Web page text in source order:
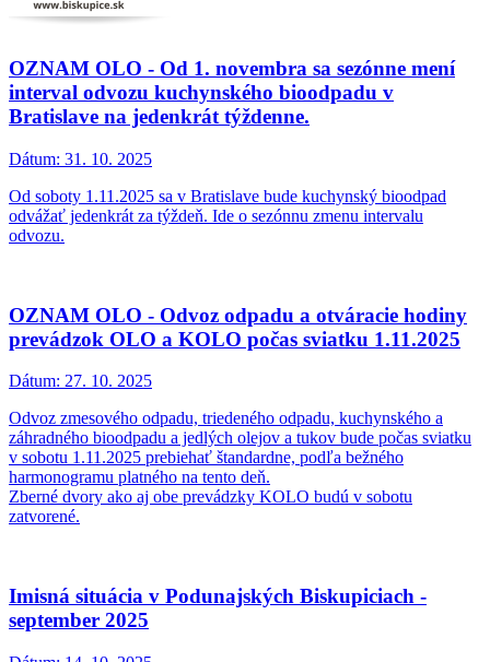
OZNAM OLO - Od 1. novembra sa sezónne mení
interval odvozu kuchynského bioodpadu v
Bratislave na jedenkrát týždenne.
Dátum: 31. 10. 2025
Od soboty 1.11.2025 sa v Bratislave bude kuchynský bioodpad
odvážať jedenkrát za týždeň. Ide o sezónnu zmenu intervalu
odvozu.
OZNAM OLO - Odvoz odpadu a otváracie hodiny
prevádzok OLO a KOLO počas sviatku 1.11.2025
Dátum: 27. 10. 2025
Odvoz zmesového odpadu, triedeného odpadu, kuchynského a
záhradného bioodpadu a jedlých olejov a tukov bude počas sviatku
v sobotu 1.11.2025 prebiehať štandardne, podľa bežného
harmonogramu platného na tento deň.
Zberné dvory ako aj obe prevádzky KOLO budú v sobotu
zatvorené.
Imisná situácia v Podunajských Biskupiciach -
september 2025